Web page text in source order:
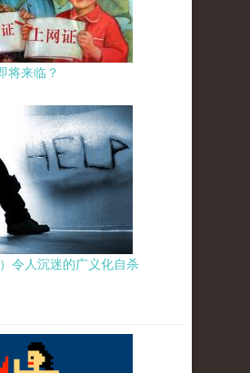
将来临？
令人沉迷的广义化自杀